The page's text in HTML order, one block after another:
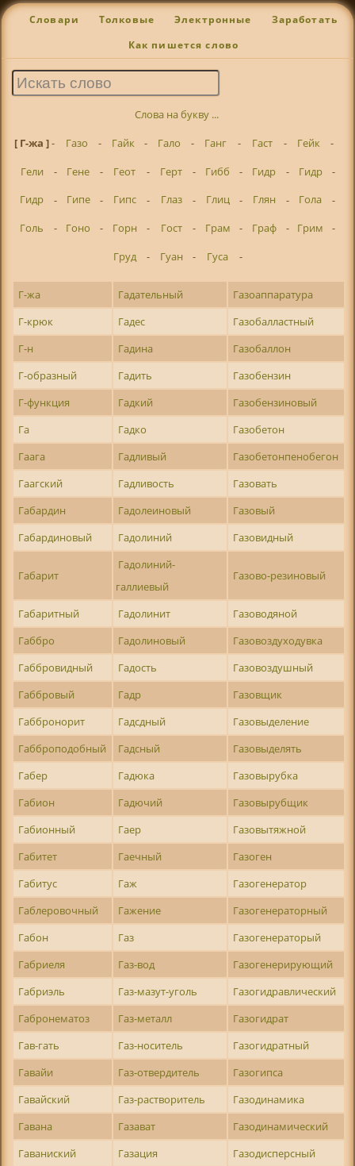
Словари Толковые Электронные Заработать
Как пишется слово
Слова на букву ...
[ Г-жа ]- Газо - Гайк - Гало - Ганг - Гаст - Гейк
-
Гели
- Гене - Геот - Герт - Гибб - Гидр - Гидр
-
Гидр
- Гипе - Гипс - Глаз - Глиц - Глян - Гола
-
Голь
- Гоно - Горн - Гост - Грам - Граф - Грим
-
Груд
- Гуан - Гуса -
Г-жа Гадательный
Газоаппаратура
Г-крюк
Гадес
Газобалластный
Г-н
Гадина
Газобаллон
Г-образный
Гадить
Газобензин
Г-функция
Гадкий
Газобензиновый
Га
Гадко
Газобетон
Гаага
Гадливый
Газобетонпенобегон
Гаагский
Гадливость
Газовать
Габардин
Гадолеиновый
Газовый
Габардиновый
Гадолиний Газовидный
Габарит
Гадолиний-
галлиевый
Газово-резиновый
Габаритный Гадолинит
Газоводяной
Габбро
Гадолиновый
Газовоздуходувка
Габбровидный
Гадость
Газовоздушный
Габбровый
Гадр
Газовщик
Габбронорит
Гадсдный
Газовыделение
Габброподобный
Гадсный
Газовыделять
Габер
Гадюка
Газовырубка
Габион
Гадючий
Газовырубщик
Габионный
Гаер
Газовытяжной
Габитет
Гаечный
Газоген
Габитус
Гаж
Газогенератор
Габлеровочный
Гажение
Газогенераторный
Габон
Газ
Газогенераторый
Габриеля
Газ-вод
Газогенерирующий
Габриэль
Газ-мазут-уголь
Газогидравлический
Габронематоз
Газ-металл
Газогидрат
Гав-гать
Газ-носитель
Газогидратный
Гавайи
Газ-отвердитель
Газогипса
Гавайский
Газ-растворитель
Газодинамика
Гавана
Газават
Газодинамический
Гаваниский
Газация
Газодисперсный